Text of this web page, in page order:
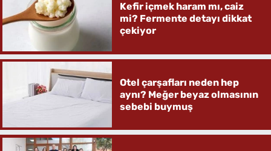
Kefir içmek haram mı, caiz
mi? Fermente detayı dikkat
çekiyor
Otel çarşafları neden hep
aynı? Meğer beyaz olmasının
sebebi buymuş